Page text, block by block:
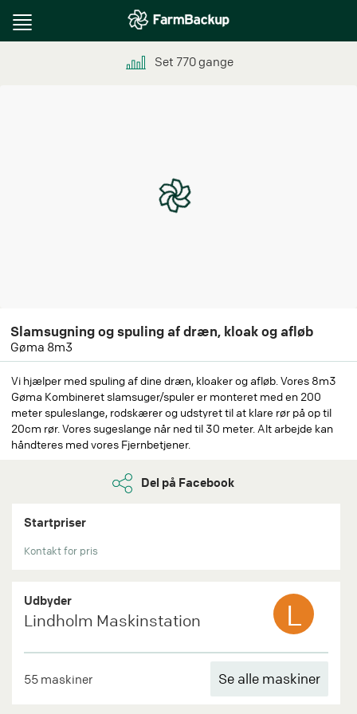
Toggle
Set 770gange
Slamsugning og spuling af dræn, kloak og afløb
Gøma 8m3
Vi hjælper med spuling af dine dræn, kloaker og afløb. Vores 8m3
Gøma Kombineret slamsuger/spuler er monteret med en 200
meter spuleslange, rodskærer og udstyret til at klare rør på op til
20cm rør. Vores sugeslange når ned til 30 meter. Alt arbejde kan
håndteres med vores Fjernbetjener.
Del på Facebook
Startpriser
Kontakt for pris
Udbyder
Lindholm Maskinstation L
55 maskiner Se alle maskiner